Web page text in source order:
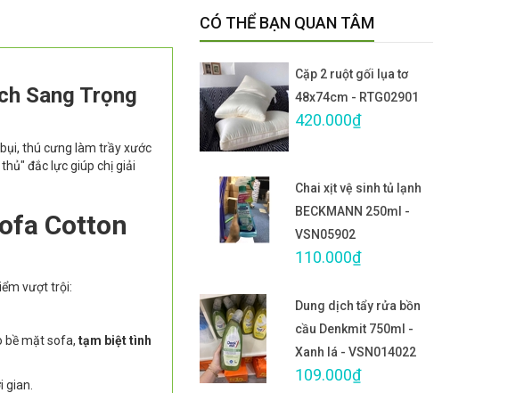
Sang Trọng
thú cưng làm trầy xước
đắc lực giúp chị giải
Cotton
vượt trội:
bề mặt sofa, tạm biệt tình
gian.
CÓ THỂ BẠN QUAN TÂM
Cặp 2 ruột gối lụa tơ
48x74cm - RTG02901
420.000₫
Chai xịt vệ sinh tủ lạnh
BECKMANN 250ml -
VSN05902
110.000₫
Dung dịch tẩy rửa bồn
cầu Denkmit 750ml -
Xanh lá - VSN014022
109.000₫